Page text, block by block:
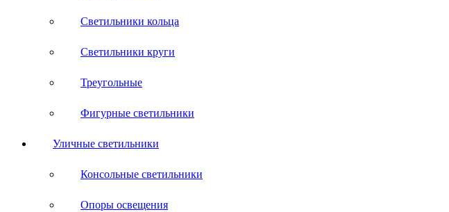
Светильники кольца
Светильники круги
Треугольные
Фигурные светильники
Уличные светильники
Консольные светильники
Опоры освещения